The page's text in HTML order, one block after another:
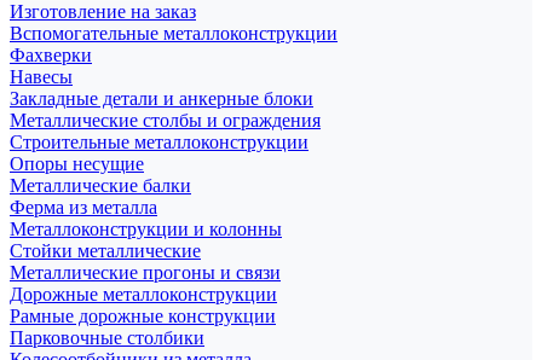
Изготовление на заказ
Вспомогательные металлоконструкции
Фахверки
Навесы
Закладные детали и анкерные блоки
Металлические столбы и ограждения
Строительные металлоконструкции
Опоры несущие
Металлические балки
Ферма из металла
Металлоконструкции и колонны
Стойки металлические
Металлические прогоны и связи
Дорожные металлоконструкции
Рамные дорожные конструкции
Парковочные столбики